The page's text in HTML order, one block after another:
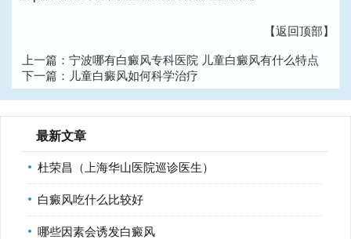
【返回顶部】
上一篇： 宁波哪有白癜风专科医院 儿童白癜风有什么特点
下一篇： 儿童白癜风如何科学治疗
最新文章
杜荣昌（上海华山医院巡诊医生）
白癜风吃什么比较好
哪些因素会诱发白癜风